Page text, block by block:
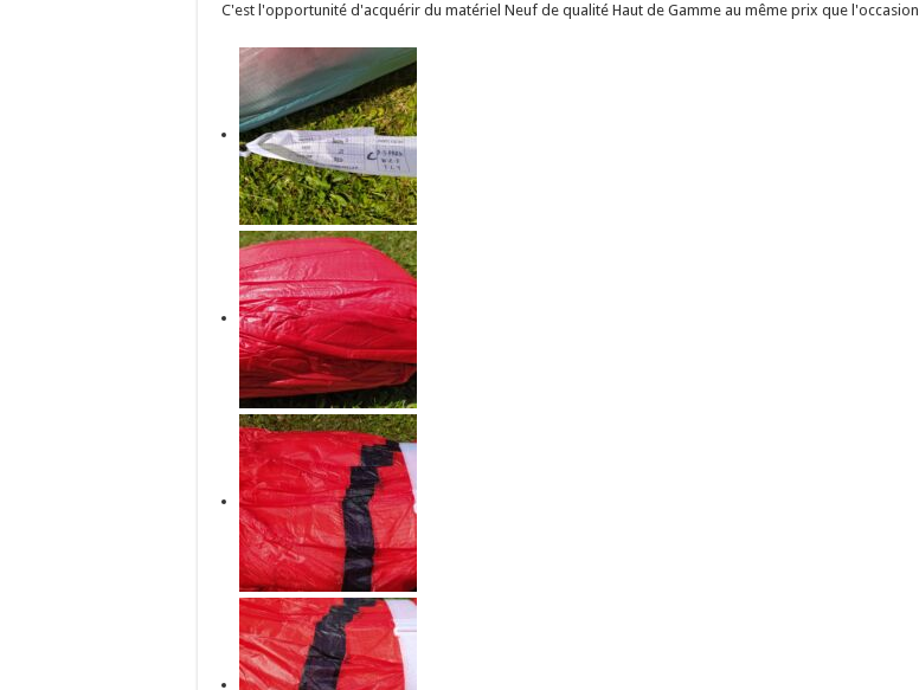
C'est l'opportunité d'acquérir du matériel Neuf de qualité Haut de Gamme au même prix que l'occasion